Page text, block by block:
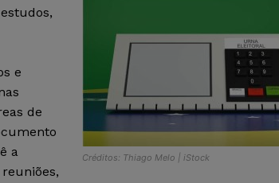
Créditos: Thiago Melo | iStock
e
de
a